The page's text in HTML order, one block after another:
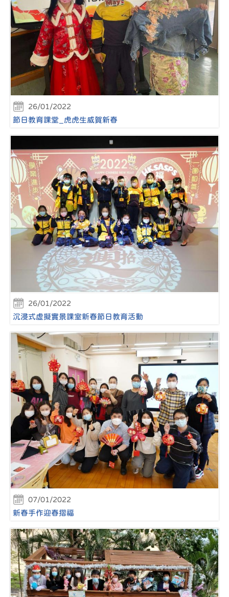
26/01/2022
節日教育課堂_虎虎生威賀新春
26/01/2022
沉浸式虛擬實景課室新春節日教育活動
07/01/2022
新春手作迎春摺福